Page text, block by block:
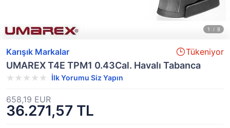
Karışık Markalar Tükeniyor
UMAREX T4E TPM1 0.43Cal. Havalı Tabanca
İlk Yorumu Siz Yapın
36.271,57 TL
658,19 EUR